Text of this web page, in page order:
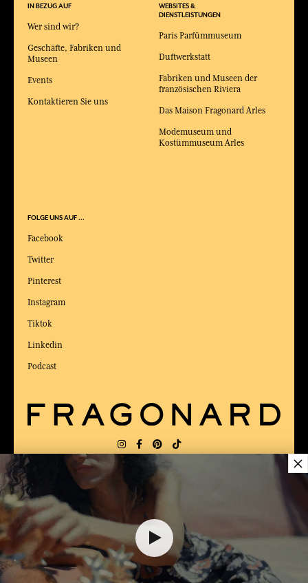
$ 70.00
WEBSITES &
DIENSTLEISTUNGEN
Paris Parfümmuseum
Duftwerkstatt
Fabriken und Museen der
französischen Riviera
Das Maison Fragonard Arles
Modemuseum und
Kostümmuseum Arles
IN BEZUG AUF
Wer sind wir?
Geschäfte, Fabriken und
Museen
Events
Kontaktieren Sie uns
FOLGE UNS AUF ...
Facebook
Twitter
Pinterest
Instagram
Tiktok
Linkedin
Podcast
LIEFERUNG: US
ZUM BESTEN ONLINE-COMMERCE-SITE
×